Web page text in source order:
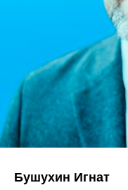
Бушухин Игнат